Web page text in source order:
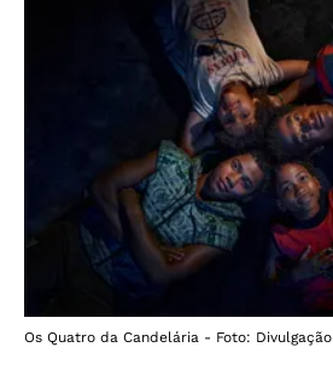
Os Quatro da Candelária - Foto: Divulgação